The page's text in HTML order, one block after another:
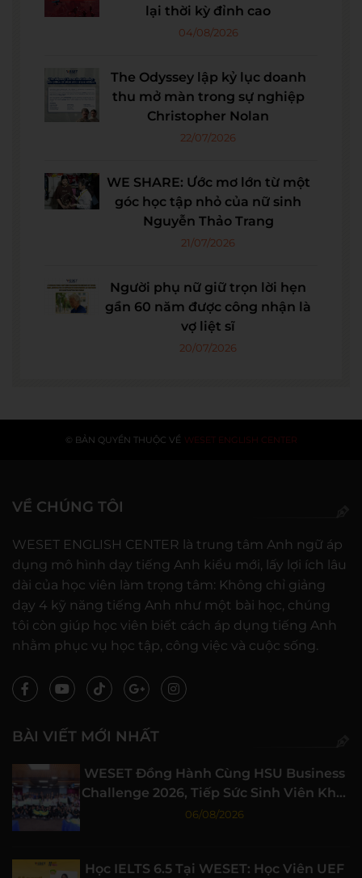
lại thời kỳ đỉnh cao
04/08/2026
The Odyssey lập kỷ lục doanh
thu mở màn trong sự nghiệp
Christopher Nolan
22/07/2026
WE SHARE: Ước mơ lớn từ một
góc học tập nhỏ của nữ sinh
Nguyễn Thảo Trang
21/07/2026
Người phụ nữ giữ trọn lời hẹn
gần 60 năm được công nhận là
vợ liệt sĩ
20/07/2026
© BẢN QUYỀN THUỘC VỀ WESET ENGLISH CENTER
VỀ CHÚNG TÔI
WESET ENGLISH CENTER là trung tâm Anh ngữ áp
dụng mô hình dạy tiếng Anh kiểu mới, lấy lợi ích lâu
dài của học viên làm trọng tâm: Không chỉ giảng
dạy 4 kỹ năng tiếng Anh như một bài học, chúng
tôi còn giúp học viên biết cách áp dụng tiếng Anh
nhằm phục vụ học tập, công việc và cuộc sống.
BÀI VIẾT MỚI NHẤT
WESET Đồng Hành Cùng HSU Business
Challenge 2026, Tiếp Sức Sinh Viên Khởi
Nghiệp
06/08/2026
Học IELTS 6.5 Tại WESET: Học Viên UEF